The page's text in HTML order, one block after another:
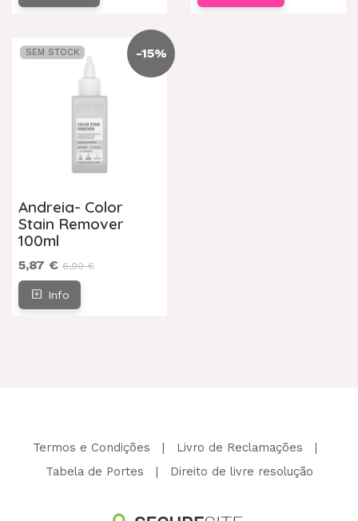
-15%
SEM STOCK
Andreia- Color
Stain Remover
100ml
5,87 € 6,90 €
Info
Termos e Condições | Livro de Reclamações |
Tabela de Portes | Direito de livre resolução